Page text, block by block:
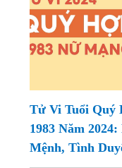
Tử Vi Tuổi Quý
1983 Năm
Mệnh, Tình